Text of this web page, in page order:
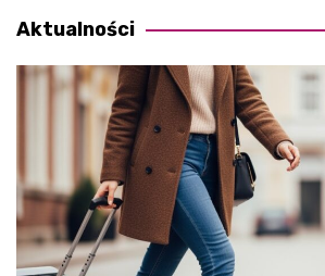
Aktualności